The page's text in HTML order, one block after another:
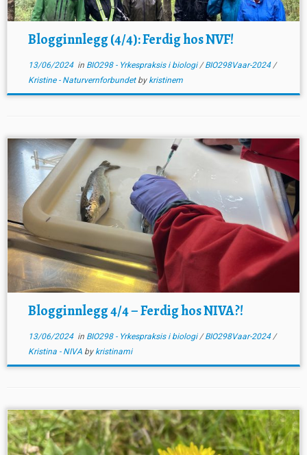
Blogginnlegg (4/4): Ferdig hos NVF!
13/06/2024in BIO298 - Yrkespraksis i biologi/BIO298Vaar-2024/
Kristine - Naturvernforbundet by kristinem
Blogginnlegg 4/4 – Ferdig hos NIVA?!
13/06/2024in BIO298 - Yrkespraksis i biologi/BIO298Vaar-2024/
Kristina - NIVA by kristinami